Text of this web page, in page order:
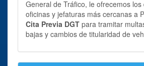
General de Tráfico, le ofrecemos
oficinas y jefaturas más cercanas a
Cita Previa DGT para tramitar
bajas y cambios de titularidad de